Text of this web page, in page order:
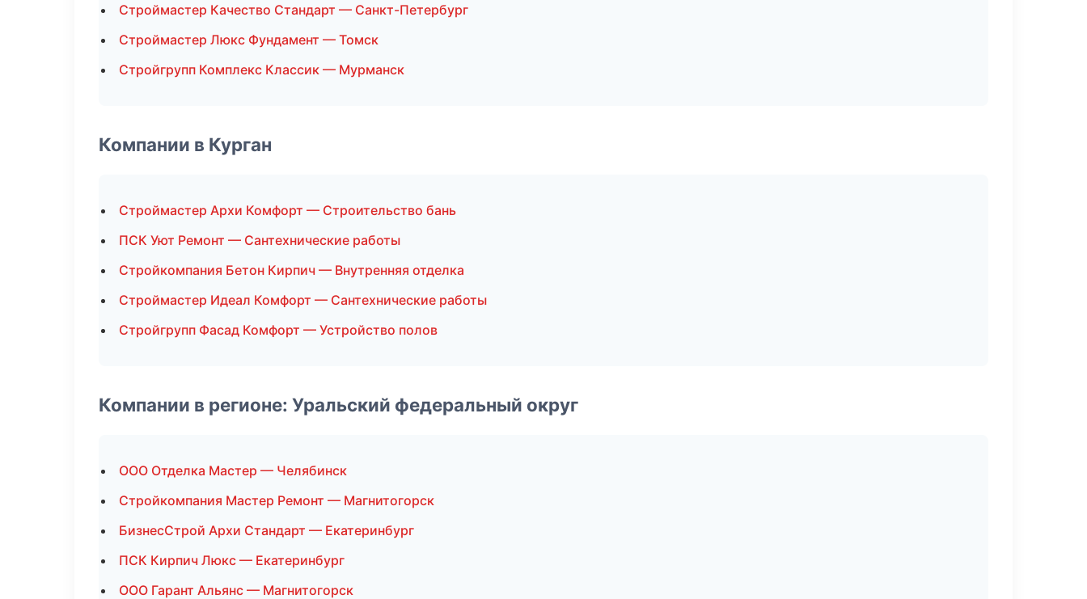
Строймастер Качество Стандарт — Санкт-Петербург
Строймастер Люкс Фундамент — Томск
Стройгрупп Комплекс Классик — Мурманск
Компании в Курган
Строймастер Архи Комфорт — Строительство бань
ПСК Уют Ремонт — Сантехнические работы
Стройкомпания Бетон Кирпич — Внутренняя отделка
Строймастер Идеал Комфорт — Сантехнические работы
Стройгрупп Фасад Комфорт — Устройство полов
Компании в регионе: Уральский федеральный округ
ООО Отделка Мастер — Челябинск
Стройкомпания Мастер Ремонт — Магнитогорск
БизнесСтрой Архи Стандарт — Екатеринбург
ПСК Кирпич Люкс — Екатеринбург
ООО Гарант Альянс — Магнитогорск